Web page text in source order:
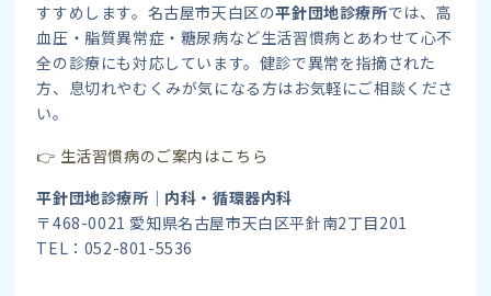
すすめします。名古屋市天白区の平針団地診療所では、高
血圧・脂質異常症・糖尿病など生活習慣病とあわせて心不
全の診療にも対応しています。健診で異常を指摘された
方、息切れやむくみが気になる方はお気軽にご相談くださ
い。
👉 生活習慣病のご案内はこちら
平針団地診療所｜内科・循環器内科
〒468-0021 愛知県名古屋市天白区平針南2丁目201
TEL：052-801-5536